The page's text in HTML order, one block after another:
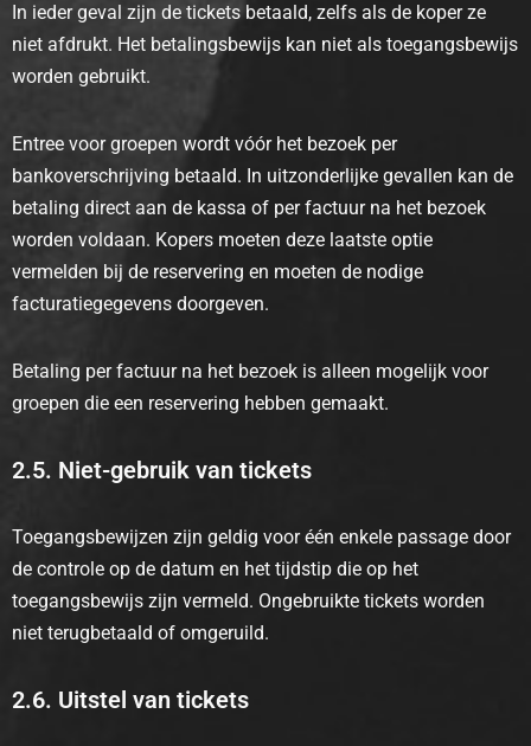
In ieder geval zijn de tickets betaald, zelfs als de koper ze
niet afdrukt. Het betalingsbewijs kan niet als toegangsbewijs
worden gebruikt.
Entree voor groepen wordt vóór het bezoek per
bankoverschrijving betaald. In uitzonderlijke gevallen kan de
betaling direct aan de kassa of per factuur na het bezoek
worden voldaan. Kopers moeten deze laatste optie
vermelden bij de reservering en moeten de nodige
facturatiegegevens doorgeven.
Betaling per factuur na het bezoek is alleen mogelijk voor
groepen die een reservering hebben gemaakt.
2.5. Niet-gebruik van tickets
Toegangsbewijzen zijn geldig voor één enkele passage door
de controle op de datum en het tijdstip die op het
toegangsbewijs zijn vermeld. Ongebruikte tickets worden
niet terugbetaald of omgeruild.
2.6. Uitstel van tickets